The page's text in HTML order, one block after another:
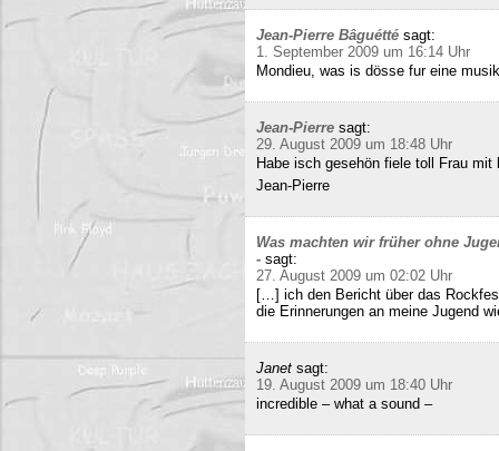
Jean-Pierre Bâguétté sagt:
1. September 2009 um 16:14 Uhr
Mondieu, was is dösse fur eine
Jean-Pierre sagt:
29. August 2009 um 18:48 Uhr
Habe isch gesehön fiele toll Frau
Jean-Pierre
Was machten wir früher ohne
- sagt:
27. August 2009 um 02:02 Uhr
[…] ich den Bericht über das
die Erinnerungen an meine Jugend
Janet sagt:
19. August 2009 um 18:40 Uhr
incredible – what a sound –